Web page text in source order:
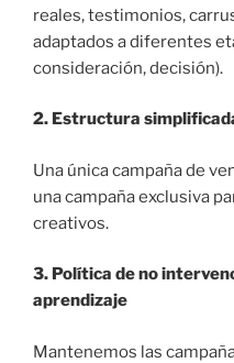
reales, testimonios,
adaptados a diferentes
consideración, decisión).
2. Estructura
Una única campaña de
una campaña exclusiva
creativos.
3. Política de no
aprendizaje
Mantenemos las